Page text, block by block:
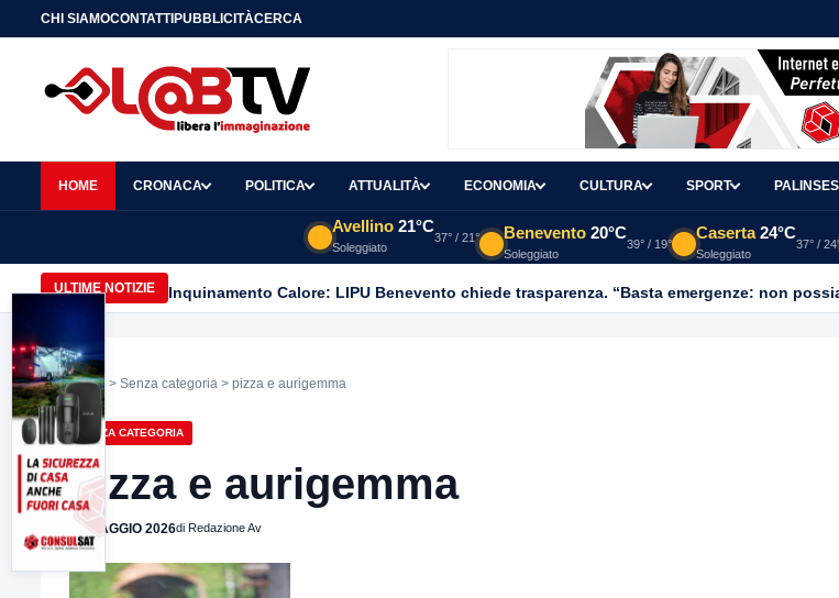
CHI SIAMOCONTATTIPUBBLICITÀCERCA
HOME CRONACA POLITICA ATTUALITÀ ECONOMIA CULTURA SPORT
Avellino 21°C
Soleggiato
37° / 21° Benevento 20°C
Soleggiato
39° / 19°
Caserta 24°C
Soleggiato
37° /
ULTIME NOTIZIE
Home > Senza categoria > pizza e aurigemma
SENZA CATEGORIA
pizza e aurigemma
27 MAGGIO 2026di Redazione Av